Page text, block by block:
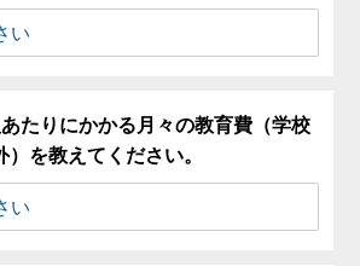
たりにかかる月々の教育費（学校
）を教えてください。